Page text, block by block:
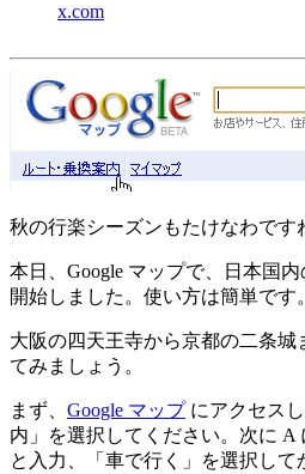
x.com
秋の行楽シーズンもたけなわです
本日、Google マップで、日本国
開始しました。使い方は簡単です。
大阪の四天王寺から京都の二条城
てみましょう。
まず、 Google マップにアクセス
内」を選択してください。次に A
と入力、「車で行く」を選択し